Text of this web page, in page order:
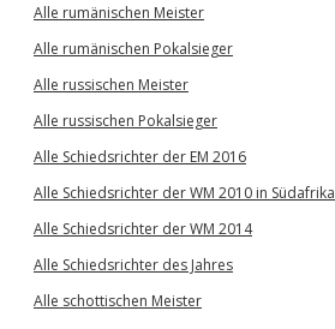
Alle rumänischen Meister
Alle rumänischen Pokalsieger
Alle russischen Meister
Alle russischen Pokalsieger
Alle Schiedsrichter der EM 2016
Alle Schiedsrichter der WM 2010 in Südafrika
Alle Schiedsrichter der WM 2014
Alle Schiedsrichter des Jahres
Alle schottischen Meister